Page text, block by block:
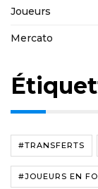
Joueurs
Mercato
#TRANSFERTS
#JOUEURS EN